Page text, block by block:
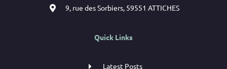
9, rue des Sorbiers, 59551 ATTICHES
Quick Links
Latest Posts